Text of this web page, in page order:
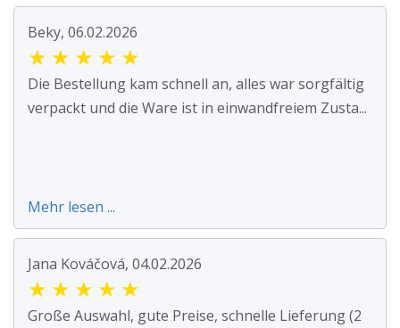
Beky, 06.02.2026
★ ★ ★ ★ ★
Die Bestellung kam schnell an, alles war sorgfältig
verpackt und die Ware ist in einwandfreiem Zusta...
Mehr lesen ...
Jana Kováčová, 04.02.2026
★ ★ ★ ★ ★
Große Auswahl, gute Preise, schnelle Lieferung (2